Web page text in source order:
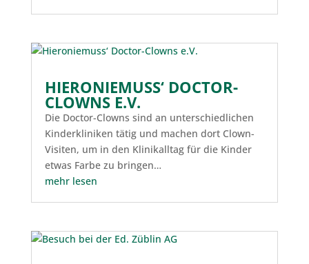
HIERONIEMUSS‘ DOCTOR-
CLOWNS E.V.
Die Doctor-Clowns sind an unterschiedlichen
Kinderkliniken tätig und machen dort Clown-
Visiten, um in den Klinikalltag für die Kinder
etwas Farbe zu bringen…
mehr lesen